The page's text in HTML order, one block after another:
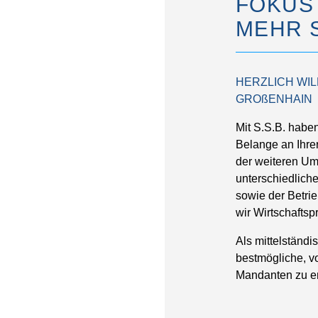
MEHR
HERZLICH
GROßENHAIN
Mit S.S.B.
Belange an
der weiteren
sowie der
wir
Als
bestmögliche,
Mandanten zu